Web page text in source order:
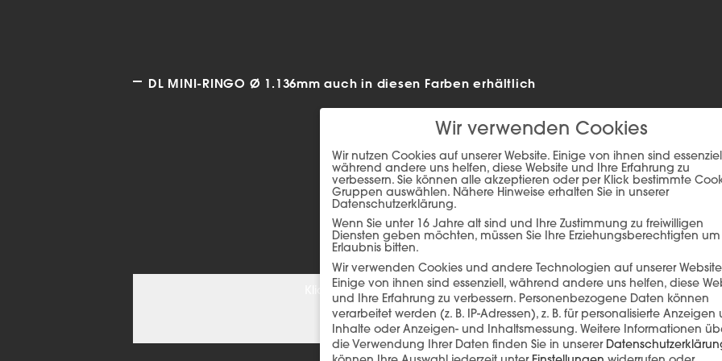
DL MINI-RINGO Ø 1.136mm auch in diesen Farben erhältlich
Klicken Sie auf den unteren Button, um den Inhalt von player.flipsnack.com
Inhalt laden
Wir verwenden Cookies
Wir nutzen Cookies auf unserer Website. Einige von ihnen sind
während andere uns helfen, diese Website und Ihre Erfahrung zu
verbessern. Sie können alle akzeptieren oder per Klick bestimmte
Gruppen auswählen. Nähere Hinweise erhalten Sie in unserer
Datenschutzerklärung.
Wenn Sie unter 16 Jahre alt sind und Ihre Zustimmung zu freiwilligen
Diensten geben möchten, müssen Sie Ihre Erziehungsberechtigten um
Erlaubnis bitten.
Wir verwenden Cookies und andere Technologien auf unserer
Einige von ihnen sind essenziell, während andere uns helfen, diese
und Ihre Erfahrung zu verbessern. Personenbezogene Daten können
verarbeitet werden (z. B. IP-Adressen), z. B. für personalisierte Anzeigen
Inhalte oder Anzeigen- und Inhaltsmessung. Weitere Informationen
die Verwendung Ihrer Daten finden Sie in unserer